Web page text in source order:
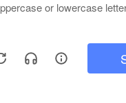
промокоду
до -70%